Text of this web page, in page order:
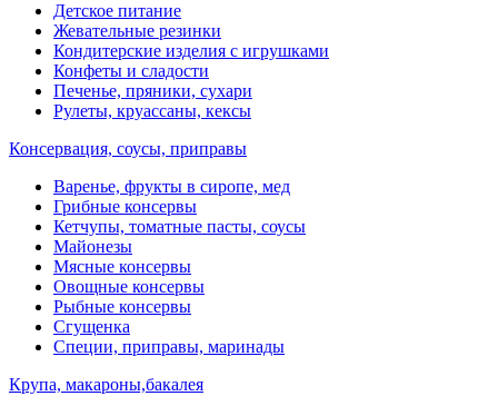
Детское питание
Жевательные резинки
Кондитерские изделия с игрушками
Конфеты и сладости
Печенье, пряники, сухари
Рулеты, круассаны, кексы
Консервация, соусы, приправы
Варенье, фрукты в сиропе, мед
Грибные консервы
Кетчупы, томатные пасты, соусы
Майонезы
Мясные консервы
Овощные консервы
Рыбные консервы
Сгущенка
Специи, приправы, маринады
Крупа, макароны,бакалея